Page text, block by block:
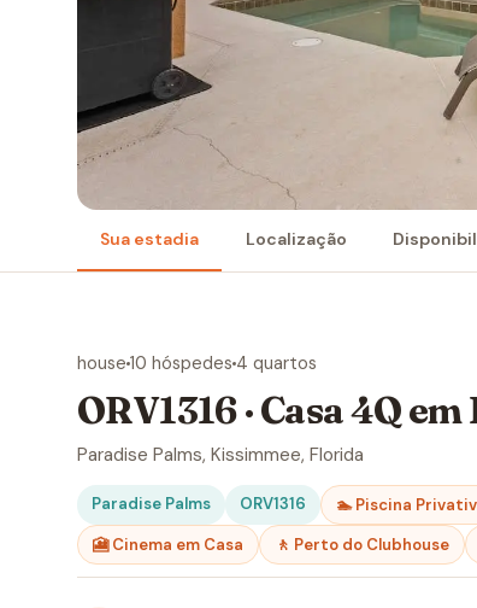
Sua estadia Localização
house 10 hóspedes 4 quartos
ORV1316 · Casa 4Q
Paradise Palms, Kissimmee, Florida
Paradise Palms ORV1316 🏊 Piscina
🎦 Cinema em Casa
🚶 Perto do Clubhouse